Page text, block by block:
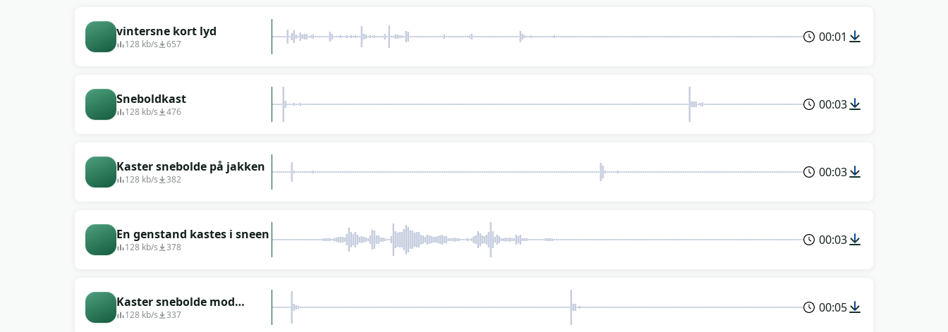
vintersne kort lyd
128 kb/s 657 00:01
Sneboldkast
128 kb/s 476 00:03
Kaster snebolde på jakken
128 kb/s 382 00:03
En genstand kastes i sneen
128 kb/s 378 00:03
Kaster snebolde mod
bilvinduet
128 kb/s 337 00:05